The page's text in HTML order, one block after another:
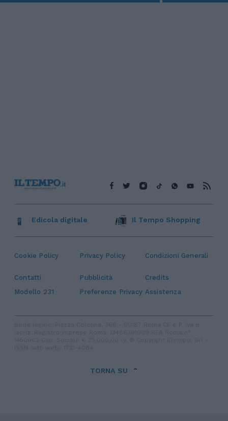
Cookie Policy Privacy Policy Condizioni Generali
Contatti Pubblicità
Credits
Modello 231
Preferenze Privacy Assistenza
Edicola digitale Il Tempo Shopping
TORNA SU